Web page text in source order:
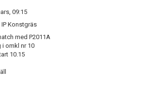
09:15
Konstgräs
med P2011A
i omkl nr 10
10.15